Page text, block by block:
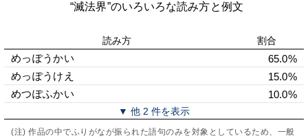
“滅法界”のいろいろな読み方と例文
読み方 割合
めっぽうかい
65.0%
めっぽうけえ
15.0%
めつぽふかい
10.0%
▼ 他 2 件を表示
(注) 作品の中でふりがなが振られた語句のみを対象としているため、一般